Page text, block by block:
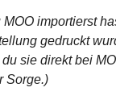
importierst
gedruckt
sie direkt bei
Sorge.)